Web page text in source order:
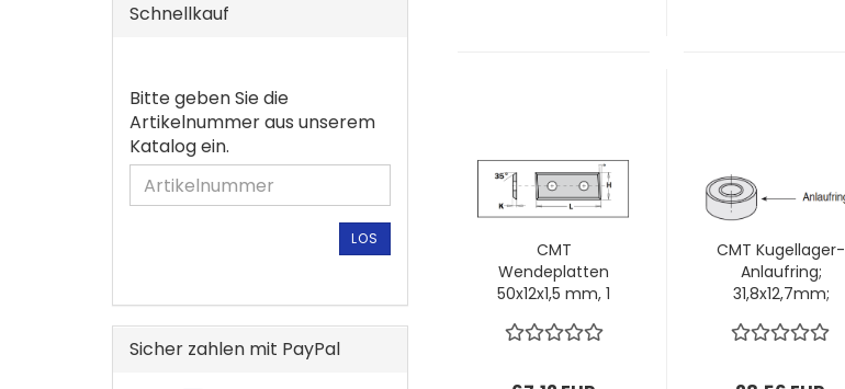
CMT
Wendeplatten
50x12x1,5 mm, 1
CMT Kugellager-
Anlaufring;
31,8x12,7mm;
VPE = 1 Stück
Schnellkauf
BITTE
GEBEN
SIE
DIE
ARTIKELNUMMER
Bitte geben Sie die
Artikelnummer aus unserem
Katalog ein.
LOS
Sicher zahlen mit PayPal